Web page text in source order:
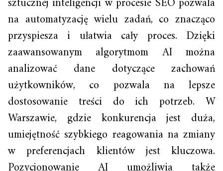
na automatyzację wielu zadań, co znacząco
przyspiesza i ułatwia cały proces. Dzięki
zaawansowanym algorytmom AI można
analizować dane dotyczące zachowań
użytkowników, co pozwala na lepsze
dostosowanie treści do ich potrzeb. W
Warszawie, gdzie konkurencja jest duża,
umiejętność szybkiego reagowania na zmiany
w preferencjach klientów jest kluczowa.